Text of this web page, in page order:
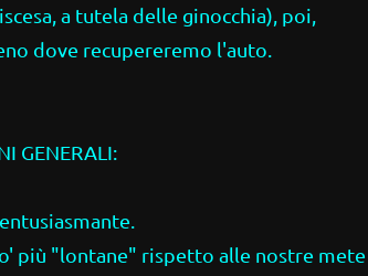
a tutela delle ginocchia), poi,
dove recupereremo l'auto.
GENERALI:
più "lontane" rispetto alle nostre mete